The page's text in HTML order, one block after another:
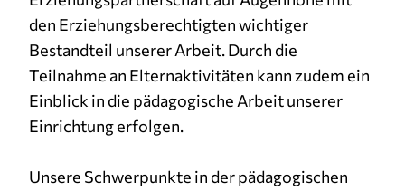
den Erziehungsberechtigten wichtiger
Bestandteil unserer Arbeit. Durch die
Teilnahme an Elternaktivitäten kann zudem ein
Einblick in die pädagogische Arbeit unserer
Einrichtung erfolgen.
Unsere Schwerpunkte in der pädagogischen